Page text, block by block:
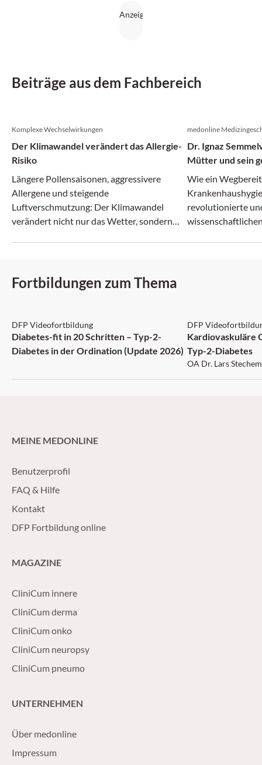
Beiträge aus dem Fachbereich
Komplexe Wechselwirkungen
Der Klimawandel verändert das Allergie-
Risiko
Längere Pollensaisonen, aggressivere
Allergene und steigende
Luftverschmutzung: Der Klimawandel
verändert nicht nur das Wetter, sondern
medonline
Dr. Ignaz
Mütter und sein
Irrenanstalt
Wie ein
revolutionierte
Fortbildungen zum Thema
DFP: 5 Punkte
DFP Videofortbildung
Diabetes-fit in 20 Schritten – Typ-2-
Diabetes in der Ordination (Update 2026)
DFP
Kardiovaskuläre
Typ-2-Diabetes
OA Dr. Lars
MEINE MEDONLINE
Benutzerprofil
FAQ & Hilfe
Kontakt
DFP Fortbildung online
MAGAZINE
CliniCum innere
CliniCum derma
CliniCum onko
CliniCum neuropsy
CliniCum pneumo
UNTERNEHMEN
Über medonline
Impressum